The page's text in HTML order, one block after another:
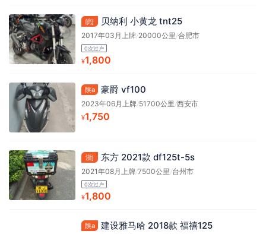
皖j 贝纳利 小黄龙 tnt25
2017年03月上牌/20000公里 /合肥市
0次过户
¥1,800
陕a 豪爵 vf100
2023年06月上牌/51700公里 /西安市
¥1,750
浙j 东方 2021款 df125t-5s
2021年08月上牌/7500公里 /台州市
0次过户
¥1,800
陕a 建设雅马哈 2018款 福禧125